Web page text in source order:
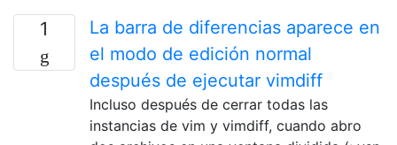
1
La barra de diferencias aparece en
el modo de edición normal
después de ejecutar vimdiff
Incluso después de cerrar todas las
instancias de vim y vimdiff, cuando abro